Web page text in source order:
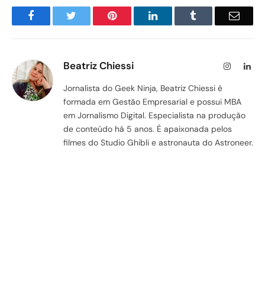
Facebook Pinterest LinkedIn Email
Beatriz Chiessi Instagram
Jornalista do Geek Ninja, Beatriz Chiessi é
formada em Gestão Empresarial e possui MBA
em Jornalismo Digital. Especialista na produção
de conteúdo há 5 anos. É apaixonada pelos
filmes do Studio Ghibli e astronauta do Astroneer.